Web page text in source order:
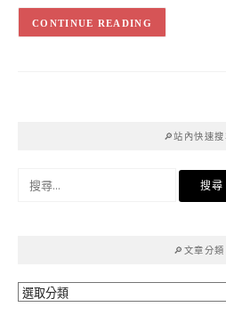
CONTINUE READING
🔎站內快速搜
🔎文章分類
🔎